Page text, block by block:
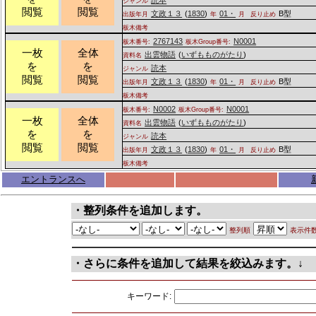
閲覧
閲覧
出版年月 文政１３ (1830) 年 01・ 月 反り止め B型
板木備考
一枚
を
閲覧
全体
を
閲覧
板木番号: 2767143 板木Group番号: N0001
資料名 出雲物語 (いずもものがたり)
ジャンル 読本
出版年月 文政１３ (1830) 年 01・ 月 反り止め B型
板木備考
一枚
を
閲覧
全体
を
閲覧
板木番号: N0002 板木Group番号: N0001
資料名 出雲物語 (いずもものがたり)
ジャンル 読本
出版年月 文政１３ (1830) 年 01・ 月 反り止め B型
板木備考
エントランスへ
・整列条件を追加します。
整列順 表示件
・さらに条件を追加して結果を絞込みます。↓
キーワード: